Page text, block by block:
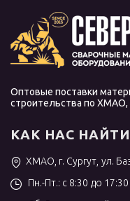
Оптовые поставки
строительства по
КАК НАС НАЙТИ
ХМАО, г. Сургут, ул.
Пн.-Пт.: с 8:30 до 17:30